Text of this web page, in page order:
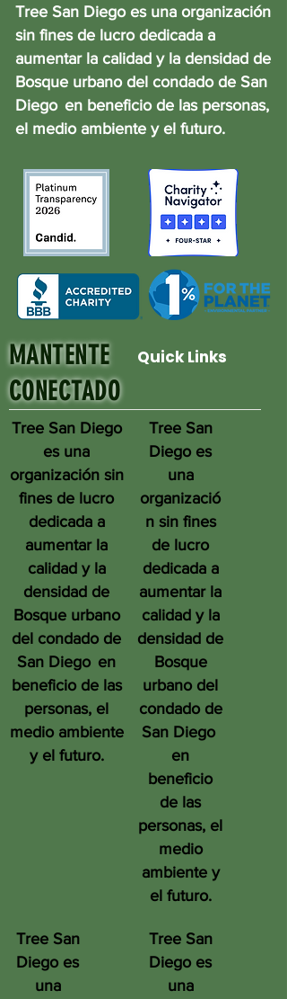
Tree San Diego es una organización
sin fines de lucro dedicada a
aumentar la calidad y la densidad de
Bosque urbano del condado de San
Diego en beneficio de las personas,
el medio ambiente y el futuro.
MANTENTE
CONECTADO
Quick Links
Tree San Diego
es una
organización sin
fines de lucro
dedicada a
aumentar la
calidad y la
densidad de
Bosque urbano
del condado de
San Diego en
beneficio de las
personas, el
medio ambiente
y el futuro.
Tree San
Diego es
una
Tree San
Diego es
una
organizació
n sin fines
de lucro
dedicada a
aumentar la
calidad y la
densidad de
Bosque
urbano del
condado de
San Diego
en
beneficio
de las
personas, el
medio
ambiente y
el futuro.
Tree San
Diego es
una